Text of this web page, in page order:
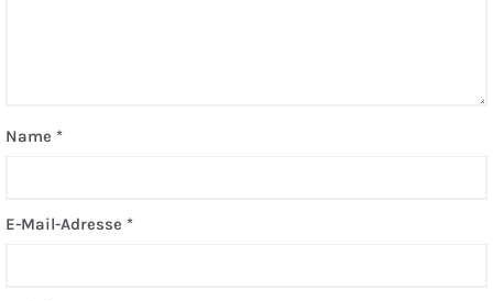
Name *
E-Mail-Adresse *